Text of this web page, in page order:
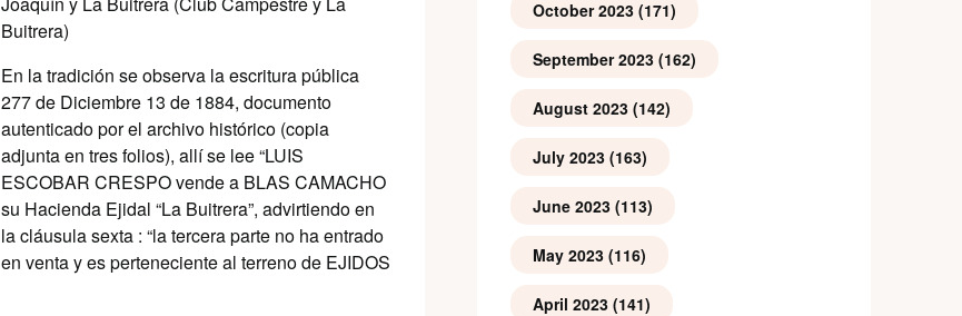
Buitrera)
En la tradición se observa la escritura pública
277 de Diciembre 13 de 1884, documento
autenticado por el archivo histórico (copia
adjunta en tres folios), allí se lee “LUIS
ESCOBAR CRESPO vende a BLAS CAMACHO
su Hacienda Ejidal “La Buitrera”, advirtiendo en
la cláusula sexta : “la tercera parte no ha entrado
en venta y es perteneciente al terreno de EJIDOS
October 2023(171)
September 2023(162)
August 2023(142)
July 2023(163)
June 2023(113)
May 2023(116)
April 2023(141)